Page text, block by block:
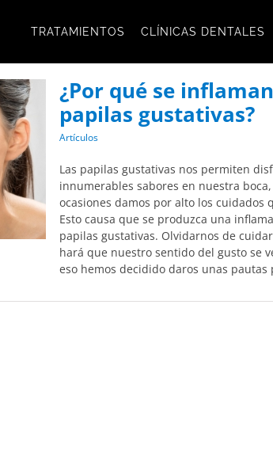
TRATAMIENTOS CLÍNICAS DENTALES
¿Por qué se
papilas gustativas?
Artículos
Las papilas gustativas nos permiten
innumerables sabores en nuestra
ocasiones damos por alto los cuidados
Esto causa que se produzca una
papilas gustativas. Olvidarnos de
hará que nuestro sentido del gusto se
eso hemos decidido daros unas pautas